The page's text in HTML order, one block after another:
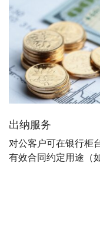
出纳服务
对公客户可在银行柜
有效合同约定用途（